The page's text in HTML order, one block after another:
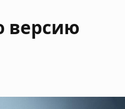
версию